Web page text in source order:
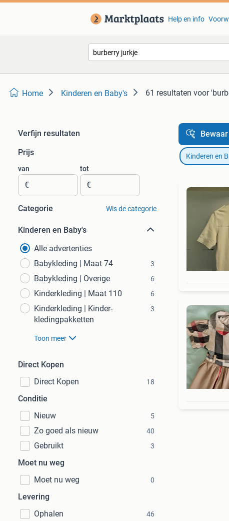
Help en info
Home Kinderen en Baby's 61 resultaten voor
Verfijn resultaten
Prijs
van
€
tot
€
Categorie Wis de categorie
Kinderen en Baby's
Alle advertenties
Babykleding | Maat 74
3
Babykleding | Overige 6
Kinderkleding | Maat 110 6
Kinderkleding | Kinder-
kledingpakketten
3
Toon meer
Direct Kopen
Direct Kopen
18
Conditie
Nieuw
5
Zo goed als nieuw 40
Gebruikt 3
Moet nu weg
Moet nu weg
0
Levering
Ophalen
46
Kinderen en